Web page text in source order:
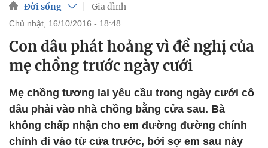
Đời sống Gia đình
chủ nhật, 16/10/2016 - 18:48
Con dâu phát hoảng vì đề nghị của
mẹ chồng trước ngày cưới
Mẹ chồng tương lai yêu cầu trong ngày cưới cô
dâu phải vào nhà chồng bằng cửa sau. Bà
không chấp nhận cho em đường đường chính
chính đi vào từ cửa trước, bởi sợ em sau này